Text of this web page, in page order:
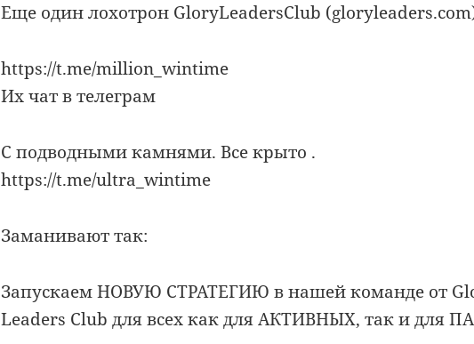
Еще один лохотрон GloryLeadersClub
https://t.me/million_wintime
Их чат в телеграм
С подводными камнями. Все крыто .
https://t.me/ultra_wintime
Заманивают так:
Запускаем НОВУЮ СТРАТЕГИЮ в нашей команде от
Leaders Club для всех как для АКТИВНЫХ, так и для